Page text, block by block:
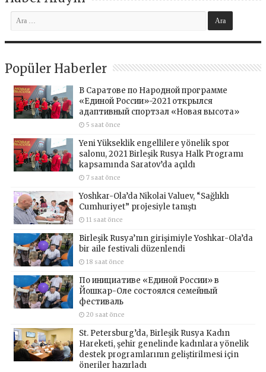
Popüler Haberler
В Саратове по Народной программе
«Единой России»-2021 открылся
адаптивный спортзал «Новая высота»
5 saat önce
Yeni Yükseklik engellilere yönelik spor
salonu, 2021 Birleşik Rusya Halk Programı
kapsamında Saratov’da açıldı
7 saat önce
Yoshkar-Ola’da Nikolai Valuev, “Sağlıklı
Cumhuriyet” projesiyle tanıştı
11 saat önce
Birleşik Rusya’nın girişimiyle Yoshkar-Ola’da
bir aile festivali düzenlendi
18 saat önce
По инициативе «Единой России» в
Йошкар-Оле состоялся семейный
фестиваль
20 saat önce
St. Petersburg’da, Birleşik Rusya Kadın
Hareketi, şehir genelinde kadınlara yönelik
destek programlarının geliştirilmesi için
öneriler hazırladı